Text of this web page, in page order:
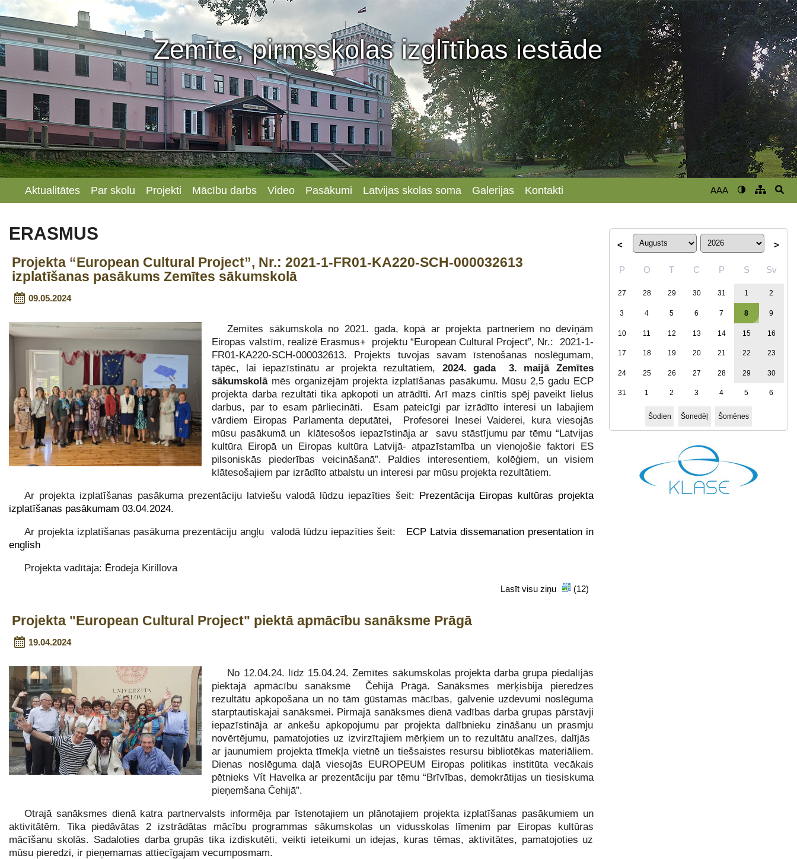
Zemīte, pirmsskolas izglītības iestāde
Aktualitātes Par skolu Projekti Mācību darbs Video Pasākumi Latvijas skolas soma Galerijas Kontakti AAA
ERASMUS
Projekta “European Cultural Project”, Nr.: 2021-1-FR01-KA220-SCH-000032613
izplatīšanas pasākums Zemītes sākumskolā
09.05.2024
Zemītes sākumskola no 2021. gada, kopā ar projekta partneriem no deviņām
Eiropas valstīm, realizē Erasmus+ projektu “European Cultural Project”, Nr.: 2021-1-
FR01-KA220-SCH-000032613. Projekts tuvojas savam īstenošanas noslēgumam,
tāpēc, lai iepazīstinātu ar projekta rezultātiem, 2024. gada 3. maijā Zemītes
sākumskolā mēs organizējām projekta izplatīšanas pasākumu. Mūsu 2,5 gadu ECP
projekta darba rezultāti tika apkopoti un atrādīti. Arī mazs cinītis spēj paveikt lielus
darbus, par to esam pārliecināti. Esam pateicīgi par izrādīto interesi un labajiem
vārdiem Eiropas Parlamenta deputātei, Profesorei Inesei Vaiderei, kura viesojās
mūsu pasākumā un klātesošos iepazīstināja ar savu stāstījumu par tēmu “Latvijas
kultūra Eiropā un Eiropas kultūra Latvijā- atpazīstamība un vienojošie faktori ES
pilsoniskās piederības veicināšanā”. Paldies interesentiem, kolēģiem, un visiem
klātesošajiem par izrādīto atbalstu un interesi par mūsu projekta rezultātiem.
Ar projekta izplatīšanas pasākuma prezentāciju latviešu valodā lūdzu iepazīties šeit: Prezentācija Eiropas kultūras projekta
izplatīšanas pasākumam 03.04.2024.
Ar projekta izplatīšanas pasākuma prezentāciju angļu valodā lūdzu iepazīties šeit: ECP Latvia dissemanation presentation in
english
Projekta vadītāja: Ērodeja Kirillova
Lasīt visu ziņu (12)
Projekta "European Cultural Project" piektā apmācību sanāksme Prāgā
19.04.2024
No 12.04.24. līdz 15.04.24. Zemītes sākumskolas projekta darba grupa piedalījās
piektajā apmācību sanāksmē Čehijā Prāgā. Sanāksmes mērķisbija pieredzes
rezultātu apkopošana un no tām gūstamās mācības, galvenie uzdevumi noslēguma
starptautiskajai sanāksmei. Pirmajā sanāksmes dienā vadības darba grupas pārstāvji
iepazīstināja ar ankešu apkopojumu par projekta dalībnieku zināšanu un prasmju
novērtējumu, pamatojoties uz izvirzītajiem mērķiem un to rezultātu analīzes, dalījās
ar jaunumiem projekta tīmekļa vietnē un tiešsaistes resursu bibliotēkas materiāliem.
Dienas noslēguma daļā viesojās EUROPEUM Eiropas politikas institūta vecākais
pētnieks Vít Havelka ar prezentāciju par tēmu “Brīvības, demokrātijas un tiesiskuma
pieņemšana Čehijā”.
Otrajā sanāksmes dienā katra partnervalsts informēja par īstenotajiem un plānotajiem projekta izplatīšanas pasākumiem un
aktivitātēm. Tika piedāvātas 2 izstrādātas mācību programmas sākumskolas un vidusskolas līmenim par Eiropas kultūras
mācīšanu skolās. Sadaloties darba grupās tika izdiskutēti, veikti ieteikumi un idejas, kuras tēmas, aktivitātes, pamatojoties uz
mūsu pieredzi, ir pieņemamas attiecīgajam vecumposmam.
< >
P O T C P S Sv
27 28 29 30 31 1 2
3 4 5 6 7 8 9
10 11 12 13 14 15 16
17 18 19 20 21 22 23
24 25 26 27 28 29 30
31 1 2 3 4 5 6
Šodien Šonedēļ Šomēnes